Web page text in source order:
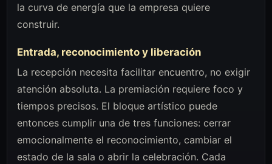
la curva de energía que la empresa quiere
construir.
Entrada, reconocimiento y liberación
La recepción necesita facilitar encuentro, no exigir
atención absoluta. La premiación requiere foco y
tiempos precisos. El bloque artístico puede
entonces cumplir una de tres funciones: cerrar
emocionalmente el reconocimiento, cambiar el
estado de la sala o abrir la celebración. Cada